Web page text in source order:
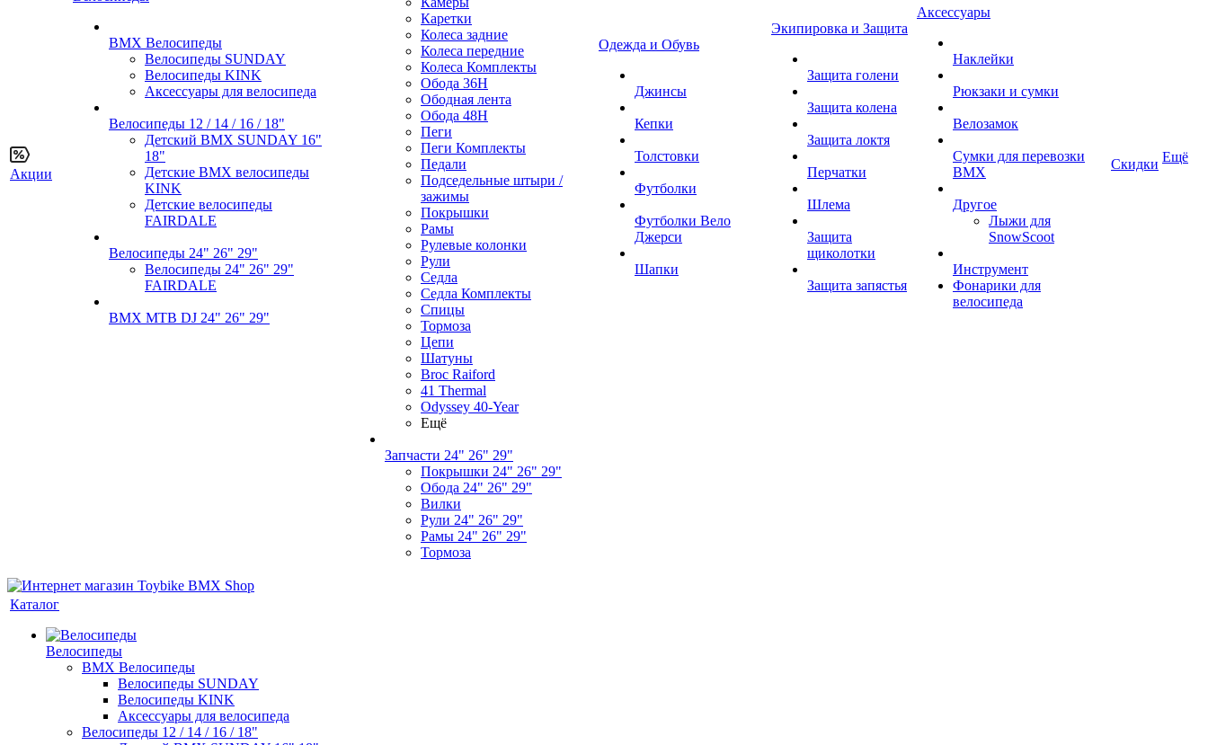
Акции
BMX Велосипеды
Велосипеды SUNDAY
Велосипеды KINK
Аксессуары для велосипеда
Велосипеды 12 / 14 / 16 / 18"
Детский BMX SUNDAY 16"
18"
Детские BMX велосипеды
KINK
Детские велосипеды
FAIRDALE
Велосипеды 24" 26" 29"
Велосипеды 24" 26" 29"
FAIRDALE
BMX MTB DJ 24" 26" 29"
Каретки
Колеса задние
Колеса передние
Колеса Комплекты
Обода 36H
Ободная лента
Обода 48H
Пеги
Пеги Комплекты
Педали
Подседельные штыри /
зажимы
Покрышки
Рамы
Рулевые колонки
Рули
Седла
Седла Комплекты
Спицы
Тормоза
Цепи
Шатуны
Broc Raiford
41 Thermal
Odyssey 40-Year
Ещё
Запчасти 24" 26" 29"
Покрышки 24" 26" 29"
Обода 24" 26" 29"
Вилки
Рули 24" 26" 29"
Рамы 24" 26" 29"
Тормоза
Одежда и Обувь
Джинсы
Кепки
Толстовки
Футболки
Футболки Вело
Джерси
Шапки
Экипировка и Защита
Защита голени
Защита колена
Защита локтя
Перчатки
Шлема
Защита
щиколотки
Защита запястья
Аксессуары
Наклейки
Рюкзаки и сумки
Велозамок
Сумки для перевозки
BMX
Другое
Лыжи для
SnowScoot
Инструмент
Фонарики для
велосипеда
Скидки Ещё
Каталог
Велосипеды
BMX Велосипеды
Велосипеды SUNDAY
Велосипеды KINK
Аксессуары для велосипеда
Велосипеды 12 / 14 / 16 / 18"